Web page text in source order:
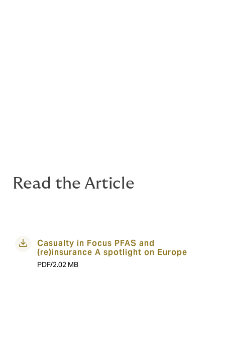
Read the Article
Casualty in Focus PFAS and
(re)insurance A spotlight on Europe
PDF/2.02 MB